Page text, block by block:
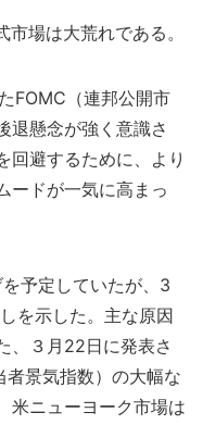
場は大荒れである。
FOMC（連邦公開市
退懸念が強く意識さ
回避するために、より
ードが一気に高まっ
予定していたが、3
を示した。主な原因
、３月22日に発表さ
景気指数）の大幅な
米ニューヨーク市場は